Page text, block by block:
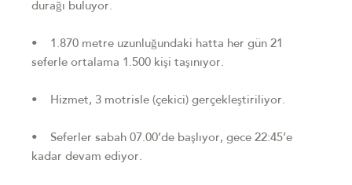
durağı buluyor.
• 1.870 metre uzunluğundaki hatta her gün 21
seferle ortalama 1.500 kişi taşınıyor.
• Hizmet, 3 motrisle (çekici) gerçekleştiriliyor.
• Seferler sabah 07.00’de başlıyor, gece 22:45’e
kadar devam ediyor.